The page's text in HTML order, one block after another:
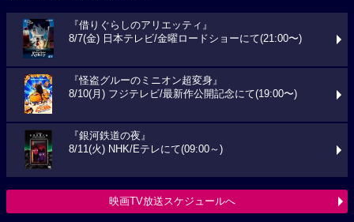
『借りぐらしのアリエッティ』
8/7(金) 日本テレビ/金曜ロードショーにて(21:00〜)
『怪盗グルーのミニオン超変身』
8/10(月) フジテレビ/最新作公開記念にて(19:00〜)
『銀河鉄道の夜』
8/11(火) NHK/Eテレにて(09:00～)
映画TV放送スケジュールへ